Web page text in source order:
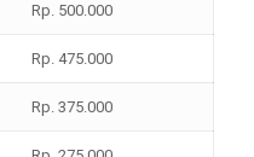
Rp. 500.000
Rp. 475.000
Rp. 375.000